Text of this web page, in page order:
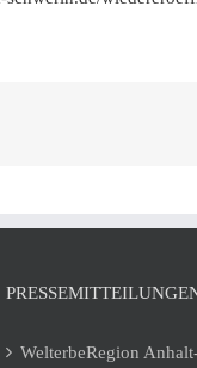
WelterbeRegion